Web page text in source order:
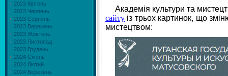
2023 Квітень
2023 Червень
2023 Серпень
2023 Вересень
2023 Жовтень
2023 Листопад
2023 Грудень
2024 Січень
2024 Лютий
2024 Березень
Академія культури та
сайту із трьох картинок, що
мистецтвом: